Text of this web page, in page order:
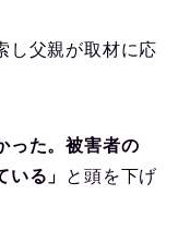
し父親が取材に応
った。被害者の
る」
と頭を下げ